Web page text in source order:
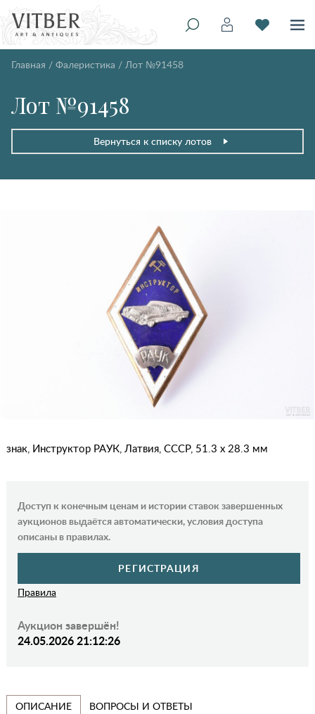
Главная / Фалеристика / Лот №91458
Лот №91458
Вернуться к списку лотов
знак, Инструктор РАУК, Латвия, СССР, 51.3 x 28.3 мм
Доступ к конечным ценам и истории ставок завершенных
аукционов выдаётся автоматически, условия доступа
описаны в правилах.
РЕГИСТРАЦИЯ
Правила
Аукцион завершён!
24.05.2026 21:12:26
ОПИСАНИЕ ВОПРОСЫ И ОТВЕТЫ